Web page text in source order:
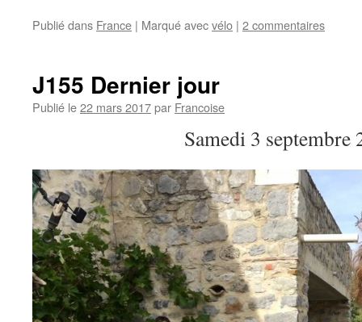
Publié dans France | Marqué avecvélo | 2 commentaires
J155 Dernier jour
Publié le22 mars 2017par Francoise
Samedi 3 septembre